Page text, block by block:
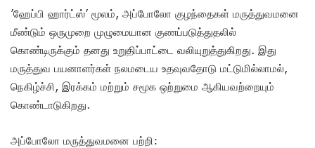
’ஹேப்பி ஹார்ட்ஸ்’ மூலம், அப்போலோ குழந்தைகள் மருத்துவமனை
மீண்டும் ஒருமுறை முழுமையான குணப்படுத்துதலில்
கொண்டிருக்கும் தனது உறுதிப்பாட்டை வலியுறுத்துகிறது. இது
மருத்துவ பயனாளர்கள் நலமடைய உதவுவதோடு மட்டுமில்லாமல்,
நெகிழ்ச்சி, இரக்கம் மற்றும் சமூக ஒற்றுமை ஆகியவற்றையும்
கொண்டாடுகிறது.
அப்போலோ மருத்துவமனை பற்றி: